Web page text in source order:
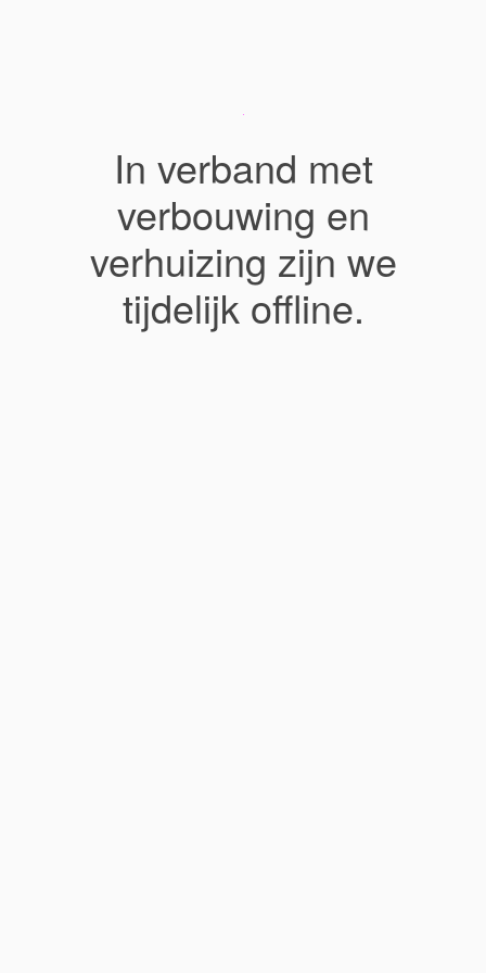
In verband met
verbouwing en
verhuizing zijn we
tijdelijk offline.